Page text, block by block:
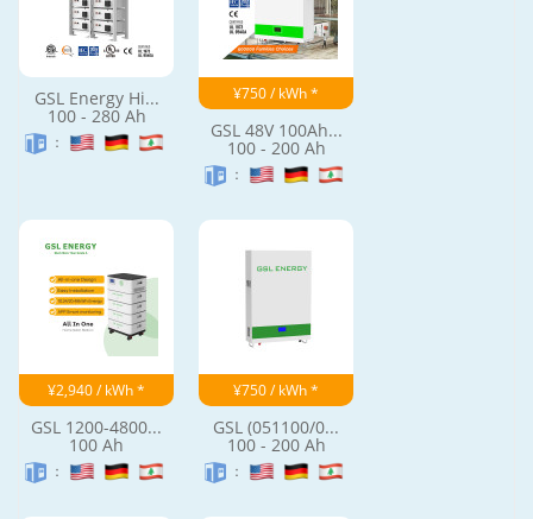
GSL Energy Hi...
100 - 280 Ah
：
¥750 / kWh *
GSL 48V 100Ah...
100 - 200 Ah
：
¥2,940 / kWh *
GSL 1200-4800...
100 Ah
：
¥750 / kWh *
GSL (051100/0...
100 - 200 Ah
：